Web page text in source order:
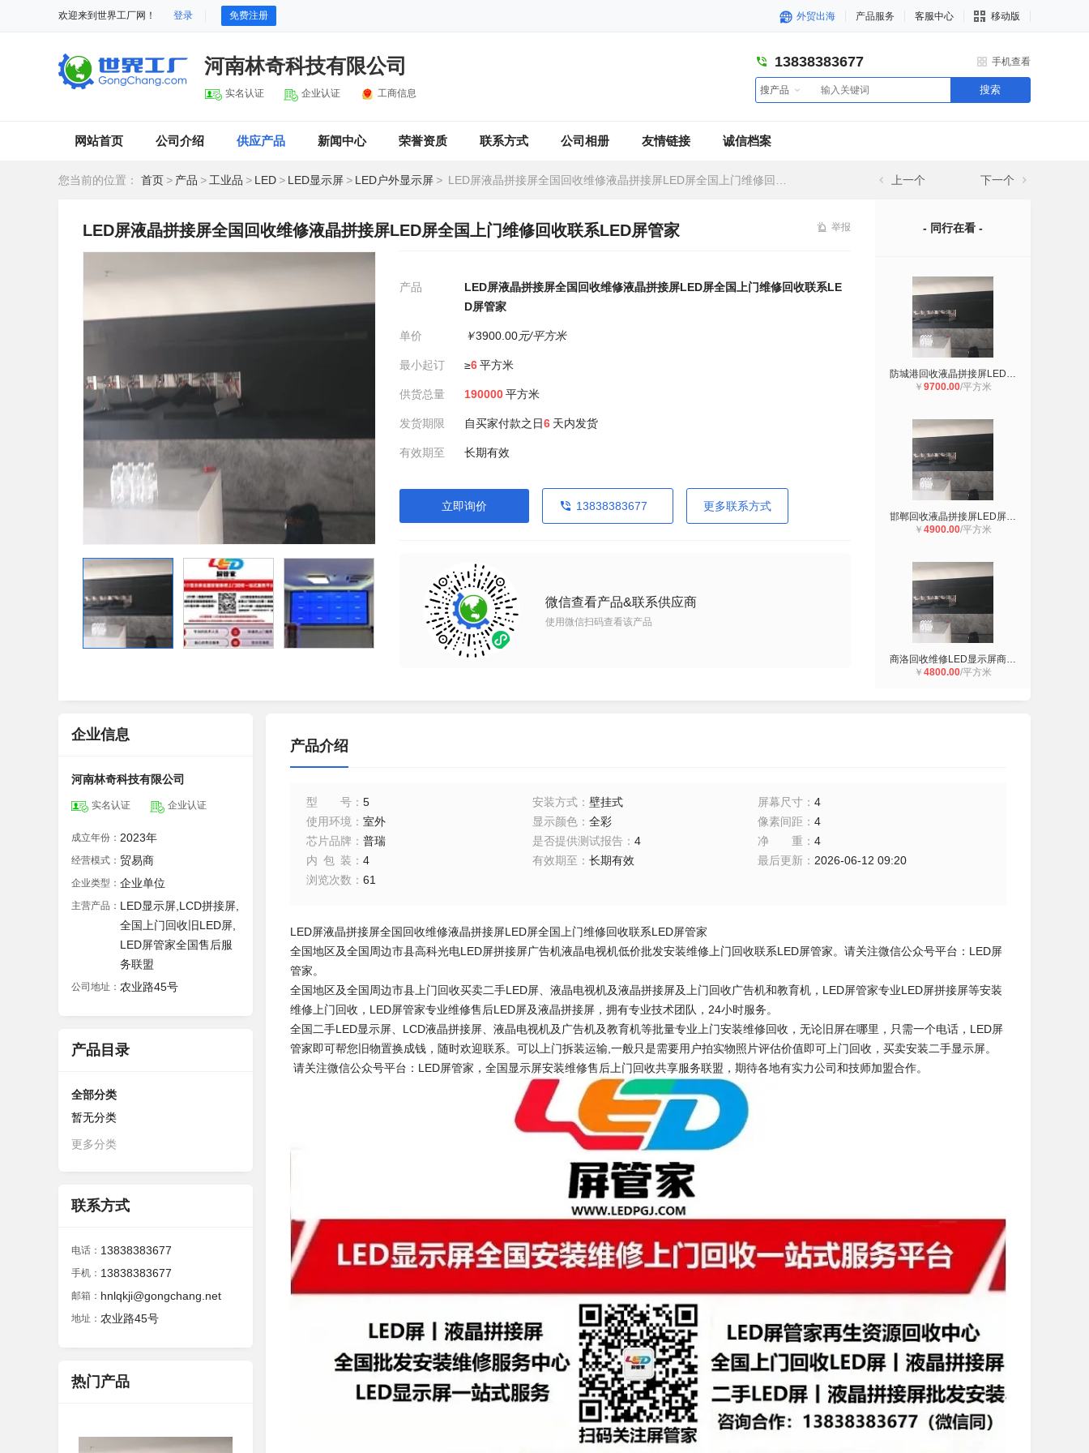
欢迎来到世界工厂网！ 登录 免费注册 外贸出海 产品服务 客服中心 移动版
河南林奇科技有限公司
实名认证 企业认证 工商信息
13838383677 手机查看
搜产品 搜索
网站首页 公司介绍 供应产品 新闻中心 荣誉资质 联系方式 公司相册 友情链接 诚信档案
您当前的位置： 首页 > 产品 > 工业品 > LED > LED显示屏 > LED户外显示屏 > LED屏液晶拼接屏全国回收维修液晶拼接屏LED屏全国上门维修回收联系LED屏管家 上一个 下一个
LED屏液晶拼接屏全国回收维修液晶拼接屏LED屏全国上门维修回收联系LED屏管家 举报
产品
LED屏液晶拼接屏全国回收维修液晶拼接屏LED屏全国上门维修回收联系LE
D屏管家
单价 ￥3900.00元/平方米
最小起订 ≥6平方米
供货总量 190000平方米
发货期限 自买家付款之日6 天内发货
有效期至 长期有效
立即询价 13838383677 更多联系方式
微信查看产品&联系供应商
使用微信扫码查看该产品
- 同行在看 -
防城港回收液晶拼接屏LED屏防城港回
￥ 9700.00/平方米
邯郸回收液晶拼接屏LED屏邯郸地区回
￥ 4900.00/平方米
商洛回收维修LED显示屏商洛回收LED屏
￥ 4800.00/平方米
企业信息
河南林奇科技有限公司
实名认证 企业认证
成立年份： 2023年
经营模式： 贸易商
企业类型： 企业单位
主营产品： LED显示屏,LCD拼接屏,
全国上门回收旧LED屏,
LED屏管家全国售后服
务联盟
公司地址： 农业路45号
产品目录
全部分类
暂无分类
更多分类
联系方式
电话： 13838383677
手机： 13838383677
邮箱： hnlqkji@gongchang.net
地址： 农业路45号
热门产品
产品介绍
型号 ： 5 安装方式： 壁挂式 屏幕尺寸 ：4
使用环境 ： 室外 显示颜色： 全彩 像素间距 ：4
芯片品牌 ： 普瑞 是否提供测试报告： 4 净重 ：4
内包装 ： 4 有效期至 ： 长期有效 最后更新 ： 2026-06-12 09:20
浏览次数 ： 61
LED屏液晶拼接屏全国回收维修液晶拼接屏LED屏全国上门维修回收联系LED屏管家
全国地区及全国周边市县高科光电LED屏拼接屏广告机液晶电视机低价批发安装维修上门回收联系LED屏管家。请关注微信公众号平台：LED屏
管家。
全国地区及全国周边市县上门回收买卖二手LED屏、液晶电视机及液晶拼接屏及上门回收广告机和教育机，LED屏管家专业LED屏拼接屏等安装
维修上门回收，LED屏管家专业维修售后LED屏及液晶拼接屏，拥有专业技术团队，24小时服务。
全国二手LED显示屏、LCD液晶拼接屏、液晶电视机及广告机及教育机等批量专业上门安装维修回收，无论旧屏在哪里，只需一个电话，LED屏
管家即可帮您旧物置换成钱，随时欢迎联系。可以上门拆装运输,一般只是需要用户拍实物照片评估价值即可上门回收，买卖安装二手显示屏。
请关注微信公众号平台：LED屏管家，全国显示屏安装维修售后上门回收共享服务联盟，期待各地有实力公司和技师加盟合作。